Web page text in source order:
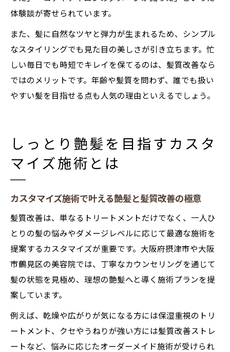
体験談が寄せられています。
また、髪に自然なツヤと弾力が生まれるため、シンプル
なスタイリングでも見た目の美しさが引き立ちます。忙
しい毎日でも時短でキレイを保てるのは、髪質改善なら
ではのメリットです。年齢や髪質を問わず、誰でも扱い
やすい髪を目指せる点も人気の理由といえるでしょう。
しっとり艶髪を目指すカスタ
マイズ施術とは
カスタマイズ施術で叶える艶髪と髪質改善の極意
髪質改善は、単なるトリートメントだけでなく、一人ひ
とりの髪の悩みやダメージレベルに応じて最適な施術を
提案するカスタマイズが重要です。大阪府摂津市や大阪
市鶴見区の美容院では、丁寧なカウンセリングを通じて
髪の状態を見極め、理想の艶髪へと導く施術プランを提
案しています。
例えば、乾燥や広がりが気になる方には保湿重視のトリ
ートメント、クセやうねりが強い方には髪質改善ストレ
ートなど、悩みに応じたオーダーメイド施術が受けられ